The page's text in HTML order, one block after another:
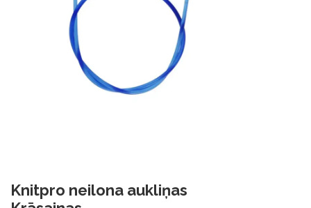
Knitpro neilona aukliņas